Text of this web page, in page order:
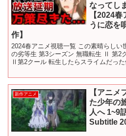
なってし
【2024
うに恋を
作】
2024春アニメ視聴一覧 この素晴らしい
の劣等生 第3シーズン 無職転生 Ⅱ 第2
Ⅱ第2クール 転生したらスライムだった
新作アニメ
【アニメ
た少年の
人へ 1~9
Subtitle